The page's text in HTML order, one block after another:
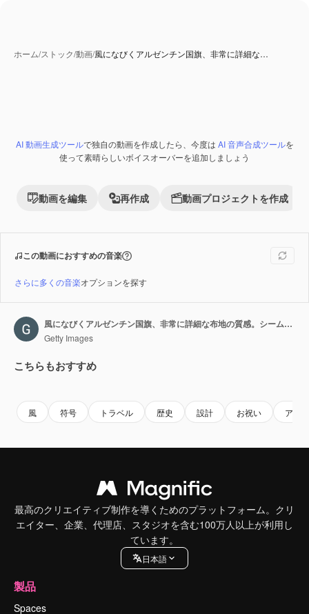
ホーム/ストック/動画/風になびくアルゼンチン国旗、非常に詳細な…
Premium
AI 動画生成ツールで独自の動画を作成したら、今度は AI 音声合成ツールを
使って素晴らしいボイスオーバーを追加しましょう
動画を編集 再作成 動画プロジェクトを作成
この動画におすすめの音楽
さらに多くの音楽オプションを探す
風になびくアルゼンチン国旗、非常に詳細な布地の質感。シームレスループの4Kストックビデオ。
Getty Images
こちらもおすすめ
風 符号 トラベル 歴史 設計 お祝い アジア
最高のクリエイティブ制作を導くためのプラットフォーム。クリ
エイター、企業、代理店、スタジオを含む100万人以上が利用し
ています。
日本語
製品
Spaces